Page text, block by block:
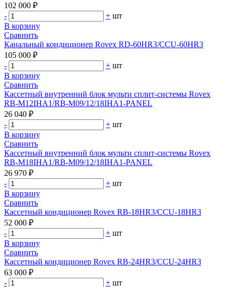
102 000 ₽
-
+ шт
В корзину
Сравнить
Канальный кондиционер Rovex RD-60HR3/CCU-60HR3
105 000 ₽
-
+ шт
В корзину
Сравнить
Кассетный внутренний блок мульти сплит-системы Rovex
RB-M12IHA1/RB-M09/12/18IHA1-PANEL
26 040 ₽
-
+ шт
В корзину
Сравнить
Кассетный внутренний блок мульти сплит-системы Rovex
RB-M18IHA1/RB-M09/12/18IHA1-PANEL
26 970 ₽
-
+ шт
В корзину
Сравнить
Кассетный кондиционер Rovex RB-18HR3/CCU-18HR3
52 000 ₽
-
+ шт
В корзину
Сравнить
Кассетный кондиционер Rovex RB-24HR3/CCU-24HR3
63 000 ₽
-
+ шт